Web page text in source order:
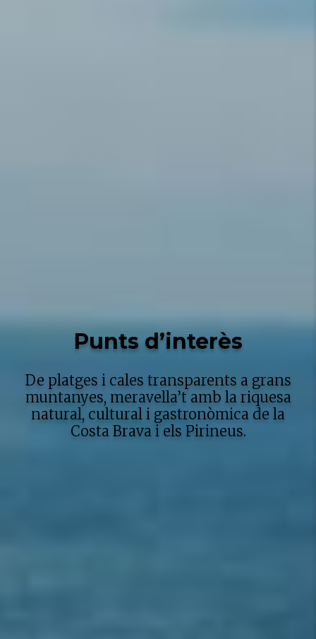
Punts d’interès
De platges i cales transparents a grans
muntanyes, meravella’t amb la riquesa
natural, cultural i gastronòmica de la
Costa Brava i els Pirineus.